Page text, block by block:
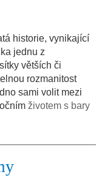
historie, vynikající
jednu z
větších či
rozmanitost
sami volit mezi
životem s bary